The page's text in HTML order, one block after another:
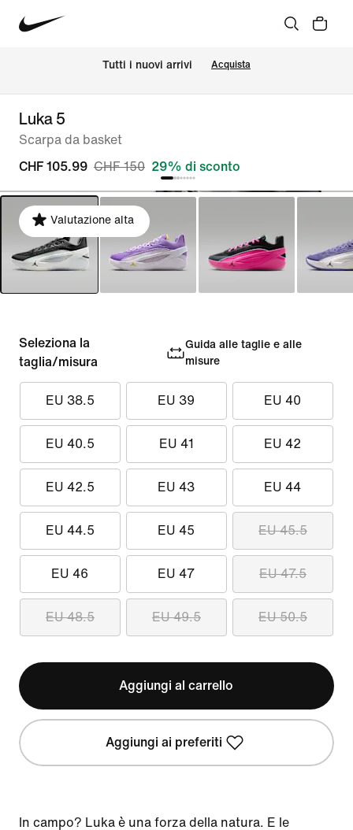
Tutti i nuovi arrivi Acquista
Luka 5
Scarpa da basket
CHF 105.99 CHF 150 29% di sconto
Valutazione alta
Seleziona la
taglia/misura
Guida alle taglie e alle
misure
EU 38.5 EU 39 EU 40
EU 40.5 EU 41 EU 42
EU 42.5 EU 43 EU 44
EU 44.5 EU 45 EU 45.5
EU 46 EU 47 EU 47.5
EU 48.5 EU 49.5 EU 50.5
Aggiungi al carrello
Aggiungi ai preferiti
In campo? Luka è una forza della natura. E le